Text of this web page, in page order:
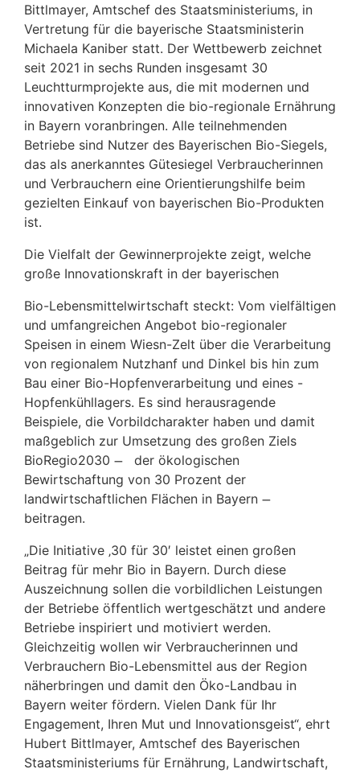
Bittlmayer, Amtschef des Staatsministeriums, in
Vertretung für die bayerische Staatsministerin
Michaela Kaniber statt. Der Wettbewerb zeichnet
seit 2021 in sechs Runden insgesamt 30
Leuchtturmprojekte aus, die mit modernen und
innovativen Konzepten die bio-regionale Ernährung
in Bayern voranbringen. Alle teilnehmenden
Betriebe sind Nutzer des Bayerischen Bio-Siegels,
das als anerkanntes Gütesiegel Verbraucherinnen
und Verbrauchern eine Orientierungshilfe beim
gezielten Einkauf von bayerischen Bio-Produkten
ist.
Die Vielfalt der Gewinnerprojekte zeigt, welche
große Innovationskraft in der bayerischen
Bio-Lebensmittelwirtschaft steckt: Vom vielfältigen
und umfangreichen Angebot bio-regionaler
Speisen in einem Wiesn-Zelt über die Verarbeitung
von regionalem Nutzhanf und Dinkel bis hin zum
Bau einer Bio-Hopfenverarbeitung und eines -
Hopfenkühllagers. Es sind herausragende
Beispiele, die Vorbildcharakter haben und damit
maßgeblich zur Umsetzung des großen Ziels
BioRegio2030 ̶ der ökologischen
Bewirtschaftung von 30 Prozent der
landwirtschaftlichen Flächen in Bayern ̶
beitragen.
„Die Initiative ‚30 für 30′ leistet einen großen
Beitrag für mehr Bio in Bayern. Durch diese
Auszeichnung sollen die vorbildlichen Leistungen
der Betriebe öffentlich wertgeschätzt und andere
Betriebe inspiriert und motiviert werden.
Gleichzeitig wollen wir Verbraucherinnen und
Verbrauchern Bio-Lebensmittel aus der Region
näherbringen und damit den Öko-Landbau in
Bayern weiter fördern. Vielen Dank für Ihr
Engagement, Ihren Mut und Innovationsgeist“, ehrt
Hubert Bittlmayer, Amtschef des Bayerischen
Staatsministeriums für Ernährung, Landwirtschaft,